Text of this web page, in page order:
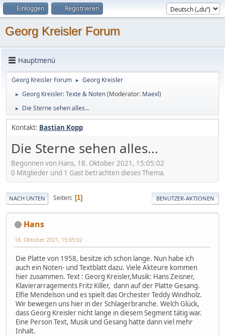
Einloggen Registrieren
Georg Kreisler Forum
Hauptmenü
Georg Kreisler Forum ► Georg Kreisler
► Georg Kreisler: Texte & Noten(Moderator: Maexl)
► Die Sterne sehen alles...
Kontakt: Bastian Kopp
Die Sterne sehen alles...
Begonnen von Hans, 18. Oktober 2021, 15:05:02
0 Mitglieder und 1 Gast betrachten dieses Thema.
NACH UNTEN Seiten 1 BENUTZER-AKTIONEN
Hans
18. Oktober 2021, 15:05:02
Die Platte von 1958, besitze ich schon lange. Nun habe ich
auch ein Noten- und Textblatt dazu. Viele Akteure kommen
hier zusammen. Text : Georg Kreisler,Musik: Hans Zeisner,
Klavierarragements Fritz Killer, dann auf der Platte Gesang.
Elfie Mendelson und es spielt das Orchester Teddy Windholz.
Wir bewegen uns hier in der Schlagerbranche. Welch Glück,
dass Georg Kreisler nicht lange in diesem Segment tätig war.
Eine Person Text, Musik und Gesang hatte dann viel mehr
Inhalt.